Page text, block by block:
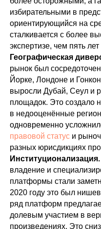
избирательными в
ориентирующийся на
сталкивается с более
экспертизе, чем пять лет
Географическая
рынок был
Йорке, Лондоне и
выросли Дубай, Сеул и
площадок. Это создало
в недооценённые
одновременно
правовой статус и
разных юрисдикциях
Институционализация.
владение и
платформы стали
2020 году это был
ряд платформ
долевым участием в
произведениях. Это